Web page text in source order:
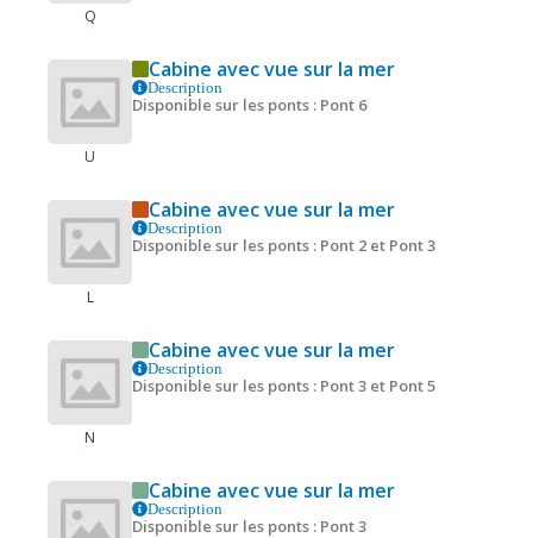
Q
U
Cabine avec vue sur la mer
Description
Disponible sur les ponts : Pont 6
L
Cabine avec vue sur la mer
Description
Disponible sur les ponts : Pont 2 et Pont 3
N
Cabine avec vue sur la mer
Description
Disponible sur les ponts : Pont 3 et Pont 5
Cabine avec vue sur la mer
Description
Disponible sur les ponts : Pont 3